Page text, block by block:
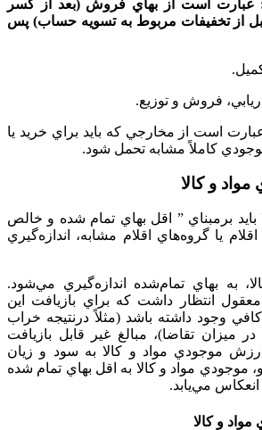
است‌ از بهاي‌ فروش‌ (بعد از كسر
از تخفيفات‌ مربوط‌ به‌ تسويه‌ حساب‌) پس‌
فروش‌ و توزيع‌.
است‌ از مخارجي‌ كه‌ بايد براي‌ خريد يا
كاملاً مشابه‌ تحمل‌ شود.
و کالا
بايد برمبناي‌ ” اقل‌ بهاي‌ تمام‌ شده‌ و خالص‌
يا گروه‌هاي‌ اقلام‌ مشابه‌، اندازه‌گيري‌
به‌ بهاي‌ تمام‌شده‌ اندازه‌گيري‌ مي‌شود.
انتظار داشت‌ كه‌ براي‌ بازيافت‌ اين‌
كافي‌ وجود داشته‌ باشد (مثلاً درنتيجه‌ خراب‌
ميزان‌ تقاضا)، مبالغ‌ غير قابل‌ بازيافت‌
موجودي‌ مواد و کالا به‌ سود و زيان‌
موجودي‌ مواد و کالا به‌ اقل‌ بهاي‌ تمام‌ شده‌
مي‌يابد.
و کالا